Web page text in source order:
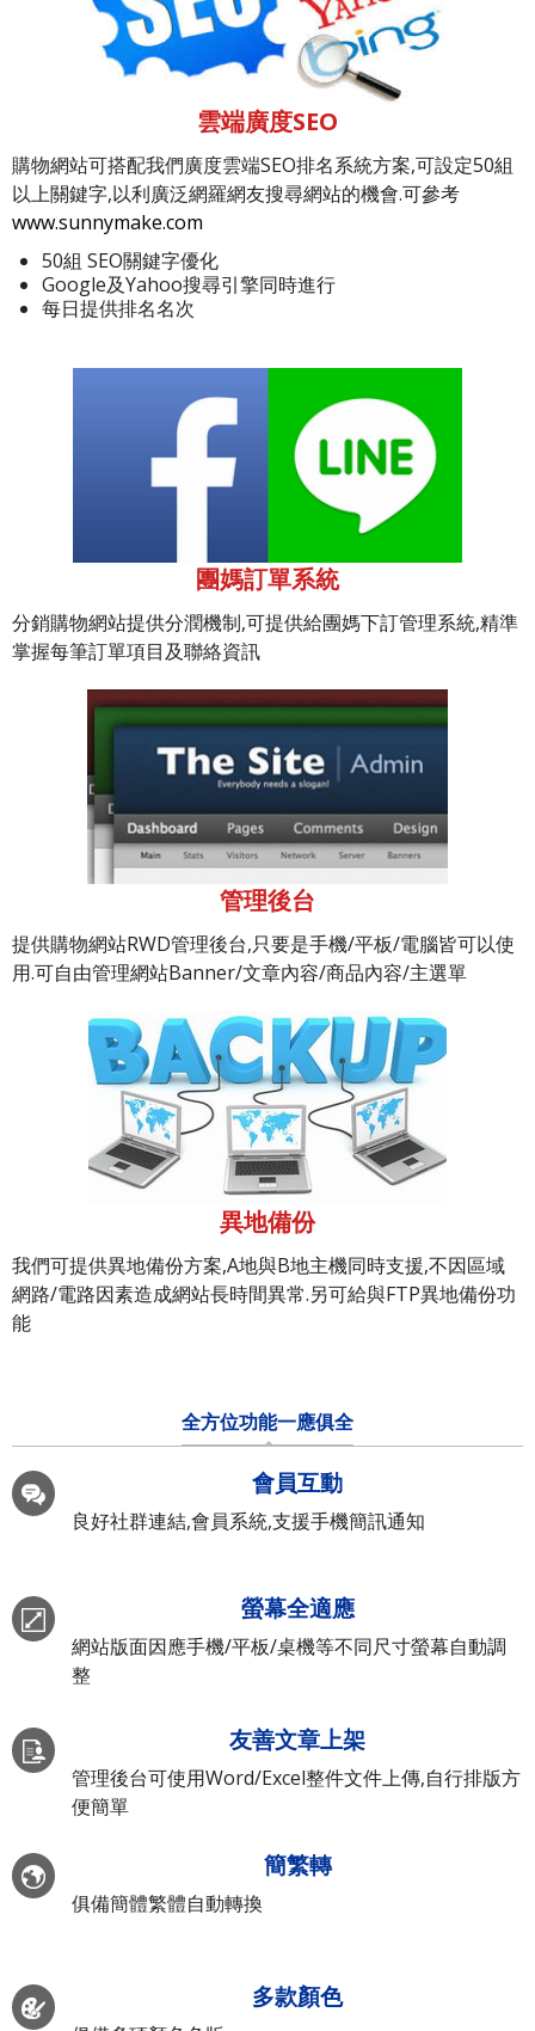
雲端廣度SEO
購物網站可搭配我們廣度雲端SEO排名系統方案,可設定50組
以上關鍵字,以利廣泛網羅網友搜尋網站的機會.可參考
www.sunnymake.com
50組 SEO關鍵字優化
Google及Yahoo搜尋引擎同時進行
每日提供排名名次
團媽訂單系統
分銷購物網站提供分潤機制,可提供給團媽下訂管理系統,精準
掌握每筆訂單項目及聯絡資訊
管理後台
提供購物網站RWD管理後台,只要是手機/平板/電腦皆可以使
用.可自由管理網站Banner/文章內容/商品內容/主選單
異地備份
我們可提供異地備份方案,A地與B地主機同時支援,不因區域
網路/電路因素造成網站長時間異常.另可給與FTP異地備份功
能
全方位功能一應俱全
會員互動
良好社群連結,會員系統,支援手機簡訊通知
螢幕全適應
網站版面因應手機/平板/桌機等不同尺寸螢幕自動調
整
友善文章上架
管理後台可使用Word/Excel整件文件上傳,自行排版方
便簡單
簡繁轉
俱備簡體繁體自動轉換
多款顏色